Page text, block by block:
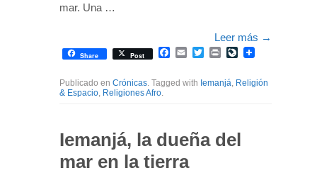
mar. Una …
Leer más →
Share Post Facebook
EmailTwitterPrintLiveJournal
Publicado en Crónicas . Tagged with Iemanjá Religión
& Espacio Religiones Afro
Iemanjá, la dueña del
mar en la tierra